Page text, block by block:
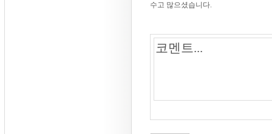
수고 많으셨습니다.